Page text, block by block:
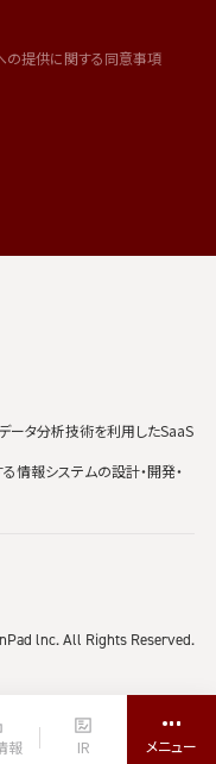
報 IR
の提供に関する同意事項
ータ分析技術を利用したSaaS
情報システムの設計・開発・
lnc. All Rights Reserved.